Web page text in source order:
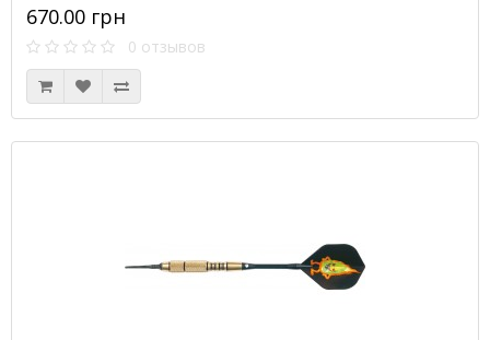
670.00 грн
0 отзывов